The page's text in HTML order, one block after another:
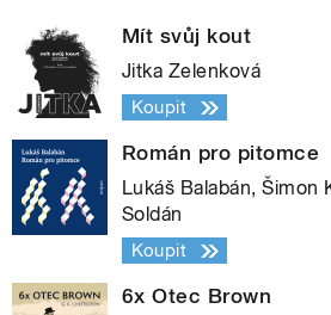
Mít svůj kout
Jitka Zelenková
Koupit
Román pro pitomce
Lukáš Balabán, Šimon
Soldán
Koupit
6x Otec Brown